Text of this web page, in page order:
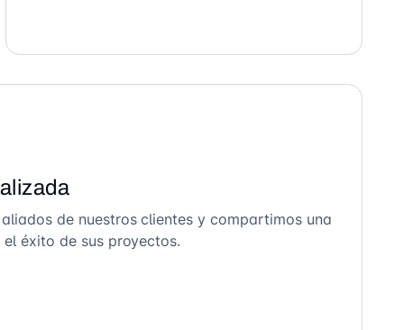
de nuestros clientes y compartimos una
éxito de sus proyectos.